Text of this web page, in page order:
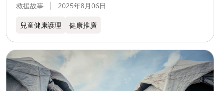
救援故事 2025年8月06日
兒童健康護理 健康推廣